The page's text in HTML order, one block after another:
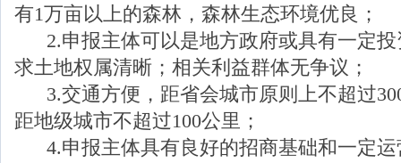
有1万亩以上的森林，森林生态环境优良；
2.申报主体可以是地方政府或具有一定投
求土地权属清晰；相关利益群体无争议；
3.交通方便，距省会城市原则上不超过
距地级城市不超过100公里；
4.申报主体具有良好的招商基础和一定运